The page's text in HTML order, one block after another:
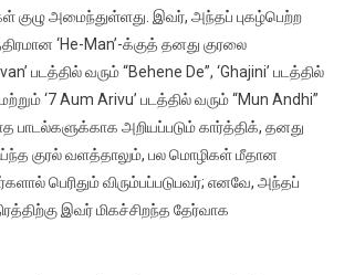
குழு அமைந்துள்ளது. இவர், அந்தப் புகழ்பெற்ற
‘He-Man’-க்குத் தனது குரலை
படத்தில் வரும் “Behene De”, ‘Ghajini’ படத்தில்
‘7 Aum Arivu’ படத்தில் வரும் “Mun Andhi”
பாடல்களுக்காக அறியப்படும் கார்த்திக், தனது
குரல் வளத்தாலும், பல மொழிகள் மீதான
பெரிதும் விரும்பப்படுபவர்; எனவே, அந்தப்
இவர் மிகச்சிறந்த தேர்வாக